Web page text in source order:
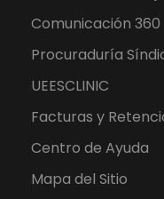
Comunicación 360
Procuraduría
UEESCLINIC
Facturas y
Centro de Ayuda
Mapa del Sitio